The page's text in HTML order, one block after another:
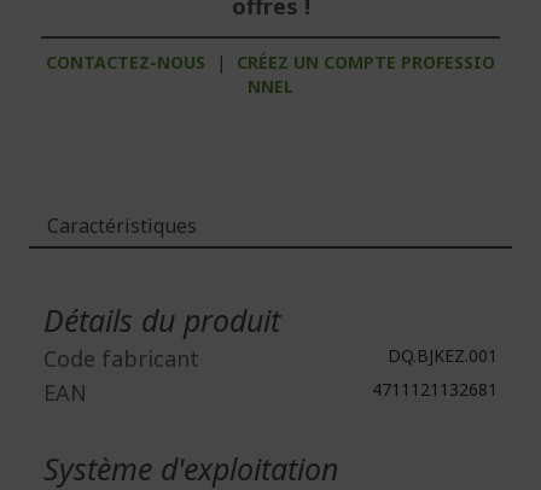
offres !
CONTACTEZ-NOUS |
CRÉEZ UN COMPTE PROFESSIO
NNEL
Caractéristiques
Détails du produit
Code fabricant DQ.BJKEZ.001
EAN 4711121132681
Système d'exploitation